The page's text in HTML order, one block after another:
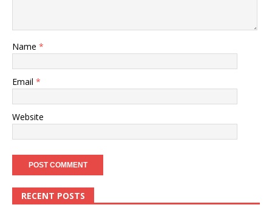
Name *
Email *
Website
RECENT POSTS